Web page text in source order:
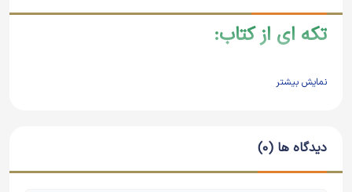
تکه ای از کتاب:
حالا دو سال بود که زندگی در زندان را می گذراندم. یک روز با شگفتی وقتی
کارمند شرکت نفت، از دوستان هم محله ام. به طرفش رفتم و او را در آغوش
کشیدم و سر و رویش را غرق بوسه کردم. خوشحال از دیدنش، خندان
نمایش بیشتر
دیدگاه ها (0)